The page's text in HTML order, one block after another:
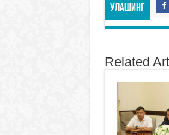
Улашинг
Related